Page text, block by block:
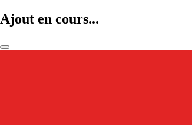
Ajout en cours...